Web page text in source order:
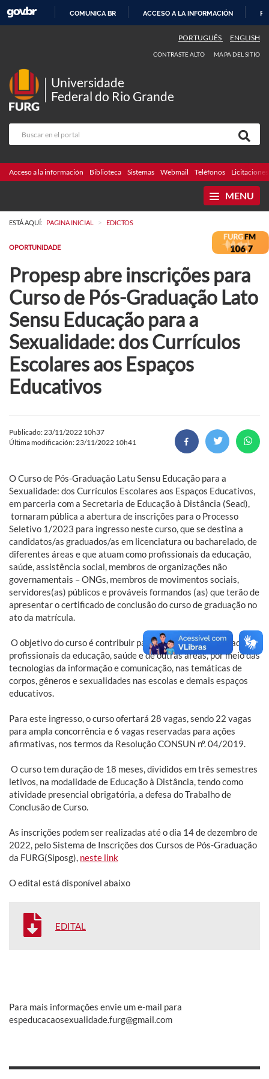
CONTENIDO
COMUNICA BR ACCESO A LA INFORMACIÓN
PORTUGUÊS ENGLISH
CONTRASTE ALTO MAPA DEL SITIO
Universidade
Federal do Rio Grande
Acceso a la información Biblioteca Sistemas Webmail Teléfonos Licitaciones
MENU
ESTÁ AQUÍ: PAGINA INICIAL > EDICTOS
OPORTUNIDADE
Propesp abre inscrições para
Curso de Pós-Graduação Lato
Sensu Educação para a
Sexualidade: dos Currículos
Escolares aos Espaços
Educativos
Publicado: 23/11/2022 10h37
Última modificación: 23/11/2022 10h41
O Curso de Pós-Graduação Latu Sensu Educação para a
Sexualidade: dos Currículos Escolares aos Espaços Educativos,
em parceria com a Secretaria de Educação à Distância (Sead),
tornaram pública a abertura de inscrições para o Processo
Seletivo 1/2023 para ingresso neste curso, que se destina a
candidatos/as graduados/as em licenciatura ou bacharelado, de
diferentes áreas e que atuam como profissionais da educação,
saúde, assistência social, membros de organizações não
governamentais – ONGs, membros de movimentos sociais,
servidores(as) públicos e prováveis formandos (as) que terão de
apresentar o certificado de conclusão do curso de graduação no
ato da matrícula.
O objetivo do curso é contribuir para a formação continuada de
profissionais da educação, saúde e de outras áreas, por meio das
tecnologias da informação e comunicação, nas temáticas de
corpos, gêneros e sexualidades nas escolas e demais espaços
educativos.
Para este ingresso, o curso ofertará 28 vagas, sendo 22 vagas
para ampla concorrência e 6 vagas reservadas para ações
afirmativas, nos termos da Resolução CONSUN nº. 04/2019.
O curso tem duração de 18 meses, divididos em três semestres
letivos, na modalidade de Educação à Distância, tendo como
atividade presencial obrigatória, a defesa do Trabalho de
Conclusão de Curso.
As inscrições podem ser realizadas até o dia 14 de dezembro de
2022, pelo Sistema de Inscrições dos Cursos de Pós-Graduação
da FURG(Siposg), neste link
O edital está disponível abaixo
EDITAL
Para mais informações envie um e-mail para
espeducacaosexualidade.furg@gmail.com